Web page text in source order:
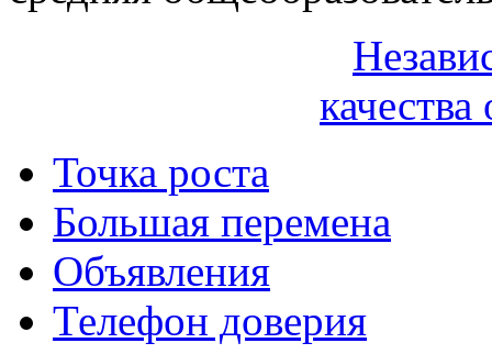
качества
Точка роста
Большая перемена
Объявления
Телефон доверия